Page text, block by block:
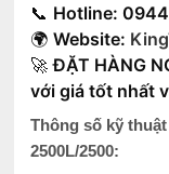
📞 Hotline:
🌍Website:
🚀ĐẶT HÀNG
với giá tốt nhất
Thông số kỹ
2500L/2500: